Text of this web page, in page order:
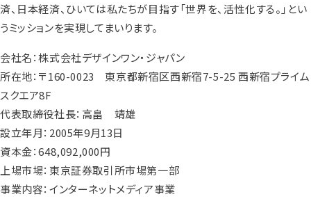
済、日本経済、ひいては私たちが目指す「世界を、活性化する。」とい
うミッションを実現してまいります。
会社名：株式会社デザインワン・ジャパン
所在地：〒160-0023 東京都新宿区西新宿7-5-25 西新宿プライム
スクエア8F
代表取締役社長：高畠 靖雄
設立年月：2005年9月13日
資本金：648,092,000円
上場市場：東京証券取引所市場第一部
事業内容：インターネットメディア事業